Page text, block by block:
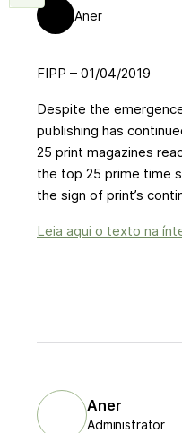
Aner
FIPP – 01/04/2019
Despite the
publishing has
25 print magazines
the top 25 prime time
the sign of print’s
Leia aqui o texto na
Aner
Administrator